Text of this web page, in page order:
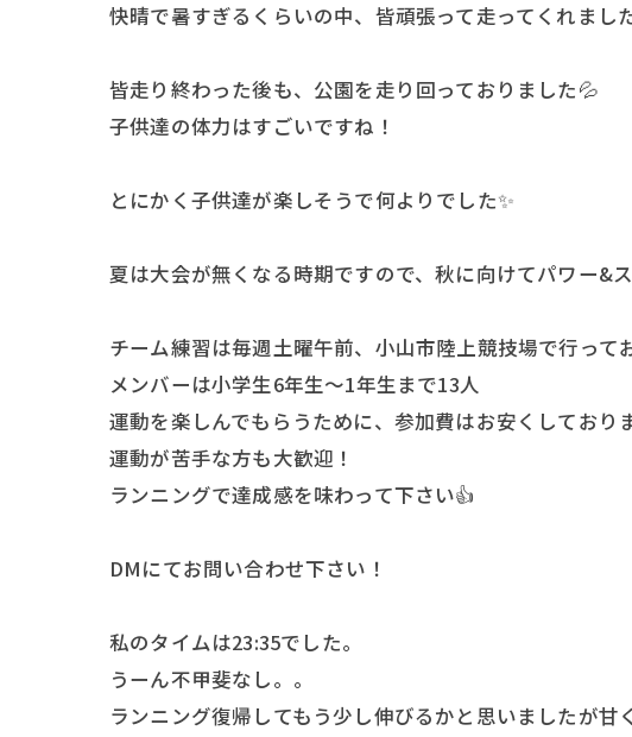
快晴で暑すぎるくらいの中、皆頑張って走ってくれまし
皆走り終わった後も、公園を走り回っておりました💦
子供達の体力はすごいですね！
とにかく子供達が楽しそうで何よりでした✨
夏は大会が無くなる時期ですので、秋に向けてパワー&
チーム練習は毎週土曜午前、小山市陸上競技場で行って
メンバーは小学生6年生〜1年生まで13人
運動を楽しんでもらうために、参加費はお安くしており
運動が苦手な方も大歓迎！
ランニングで達成感を味わって下さい👍
DMにてお問い合わせ下さい！
私のタイムは23:35でした。
うーん不甲斐なし。。
ランニング復帰してもう少し伸びるかと思いましたが甘